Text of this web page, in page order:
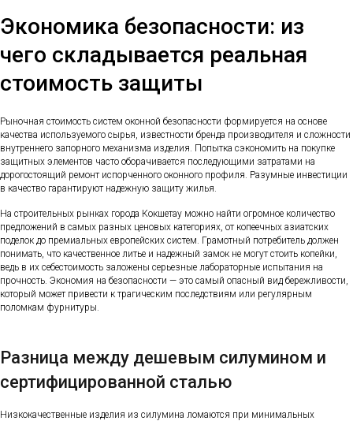
Экономика безопасности: из
чего складывается реальная
стоимость защиты
Рыночная стоимость систем оконной безопасности формируется на основе
качества используемого сырья, известности бренда производителя и сложности
внутреннего запорного механизма изделия. Попытка сэкономить на покупке
защитных элементов часто оборачивается последующими затратами на
дорогостоящий ремонт испорченного оконного профиля. Разумные инвестиции
в качество гарантируют надежную защиту жилья.
На строительных рынках города Кокшетау можно найти огромное количество
предложений в самых разных ценовых категориях, от копеечных азиатских
поделок до премиальных европейских систем. Грамотный потребитель должен
понимать, что качественное литье и надежный замок не могут стоить копейки,
ведь в их себестоимость заложены серьезные лабораторные испытания на
прочность. Экономия на безопасности — это самый опасный вид бережливости,
который может привести к трагическим последствиям или регулярным
поломкам фурнитуры.
Разница между дешевым силумином и
сертифицированной сталью
Низкокачественные изделия из силумина ломаются при минимальных